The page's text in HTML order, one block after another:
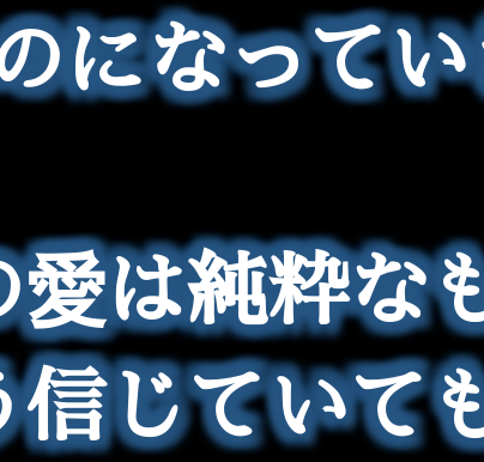
になってい
は純粋な
じていて